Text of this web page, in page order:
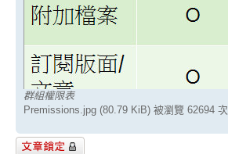
群組權限表
Premissions.jpg (80.79 KiB) 被瀏覽 62694 次
主題已鎖定